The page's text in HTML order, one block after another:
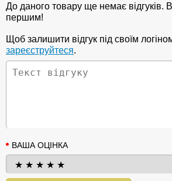
До даного товару ще немає відгуків.
першим!
Щоб залишити відгук під своїм
зареєструйтеся.
ВАША ОЦІНКА